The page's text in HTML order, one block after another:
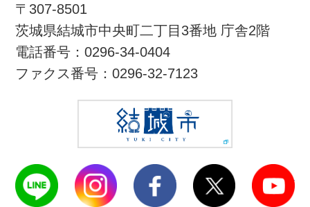
〒307-8501
茨城県結城市中央町二丁目3番地 庁舎2階
電話番号：0296-34-0404
ファクス番号：0296-32-7123
結城市公式LINE結城市公式Instagram結城市公式Facebook
結城市公式